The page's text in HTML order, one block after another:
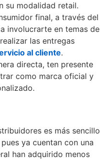
su modalidad retail.
final, a través del
involucrarte en temas de
las entregas
al cliente.
directa, ten presente
como marca oficial y
es más sencillo
ya cuentan con una
han adquirido menos